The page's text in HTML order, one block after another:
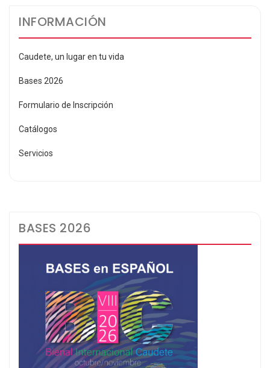
INFORMACIÓN
Caudete, un lugar en tu vida
Bases 2026
Formulario de Inscripción
Catálogos
Servicios
BASES 2026